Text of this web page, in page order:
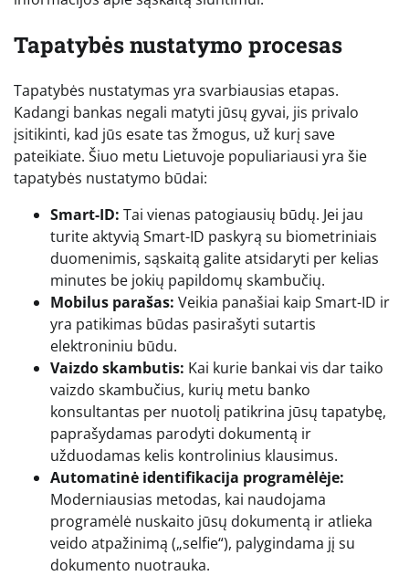
Tapatybės nustatymo procesas
Tapatybės nustatymas yra svarbiausias etapas.
Kadangi bankas negali matyti jūsų gyvai, jis privalo
įsitikinti, kad jūs esate tas žmogus, už kurį save
pateikiate. Šiuo metu Lietuvoje populiariausi yra šie
tapatybės nustatymo būdai:
Smart-ID: Tai vienas patogiausių būdų. Jei jau
turite aktyvią Smart-ID paskyrą su biometriniais
duomenimis, sąskaitą galite atsidaryti per kelias
minutes be jokių papildomų skambučių.
Mobilus parašas: Veikia panašiai kaip Smart-ID ir
yra patikimas būdas pasirašyti sutartis
elektroniniu būdu.
Vaizdo skambutis: Kai kurie bankai vis dar taiko
vaizdo skambučius, kurių metu banko
konsultantas per nuotolį patikrina jūsų tapatybę,
paprašydamas parodyti dokumentą ir
užduodamas kelis kontrolinius klausimus.
Automatinė identifikacija programėlėje:
Moderniausias metodas, kai naudojama
programėlė nuskaito jūsų dokumentą ir atlieka
veido atpažinimą („selfie“), palygindama jį su
dokumento nuotrauka.